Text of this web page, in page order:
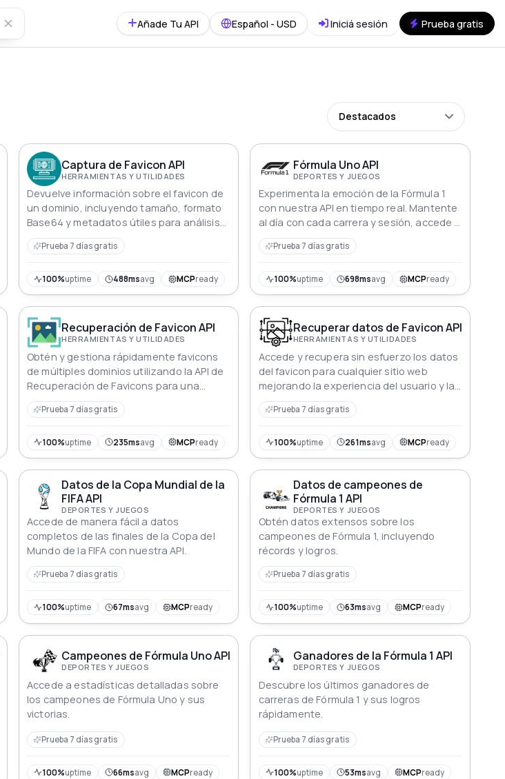
Añade Tu API Español - USD Iniciá sesión Prueba gratis
Destacados
Captura de Favicon API
HERRAMIENTAS Y UTILIDADES
Devuelve información sobre el favicon de
un dominio, incluyendo tamaño, formato
Base64 y metadatos útiles para análisis
web o integración visual
Prueba 7 días gratis
100%uptime 488msavg MCPready
Fórmula Uno API
DEPORTES Y JUEGOS
Experimenta la emoción de la Fórmula 1
con nuestra API en tiempo real. Mantente
al día con cada carrera y sesión, accede a
las clasificaciones de pilotos y
constructores, y explora datos históricos.
información completa sobre pilotos,
equipos y carreras. Perfecta para
entusiastas apasionados del
automovilismo y aficionados dedicados,
nuestra API ofrece la experiencia
definitiva de datos de Fórmula 1.
Prueba 7 días gratis
100%uptime 698msavg MCPready
Recuperación de Favicon API
HERRAMIENTAS Y UTILIDADES
Obtén y gestiona rápidamente favicons
de múltiples dominios utilizando la API de
Recuperación de Favicons para una
integración sin problemas
Prueba 7 días gratis
100%uptime 235msavg MCPready
Recuperar datos de Favicon API
HERRAMIENTAS Y UTILIDADES
Accede y recupera sin esfuerzo los datos
del favicon para cualquier sitio web
mejorando la experiencia del usuario y la
marca
Prueba 7 días gratis
100%uptime 261msavg MCPready
Datos de la Copa Mundial de la
FIFA API
DEPORTES Y JUEGOS
Accede de manera fácil a datos
completos de las finales de la Copa del
Mundo de la FIFA con nuestra API.
Prueba 7 días gratis
100%uptime 67msavg MCPready
Datos de campeones de
Fórmula 1 API
DEPORTES Y JUEGOS
Obtén datos extensos sobre los
campeones de Fórmula 1, incluyendo
récords y logros.
Prueba 7 días gratis
100%uptime 63msavg MCPready
Campeones de Fórmula Uno API
DEPORTES Y JUEGOS
Accede a estadísticas detalladas sobre
los campeones de Fórmula Uno y sus
victorias.
Prueba 7 días gratis
100%uptime 66msavg MCPready
Ganadores de la Fórmula 1 API
DEPORTES Y JUEGOS
Descubre los últimos ganadores de
carreras de Fórmula 1 y sus logros
rápidamente.
Prueba 7 días gratis
100%uptime 53msavg MCPready